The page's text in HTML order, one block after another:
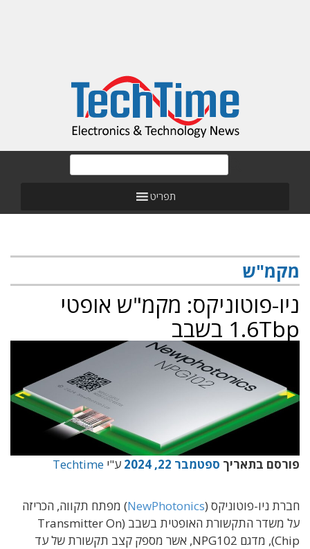
תפריט
מקמ"ש
ניו-פוטוניקס: מקמ"ש אופטי
1.6Tbp בשבב
פורסם בתאריך ספטמבר 22, 2024 ע"י Techtime
חברת ניו-פוטוניקס (NewPhotonics) מפתח תקווה, הכריזה
על משדר התקשורת האופטית בשבב (Transmitter On
Chip), מדגם NPG102, אשר מספק קצב תקשורת של עד